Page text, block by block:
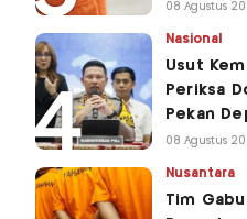
08 Agustus
Nasional
Usut
Periksa
Pekan
08 Agustus
Nusantara
Tim